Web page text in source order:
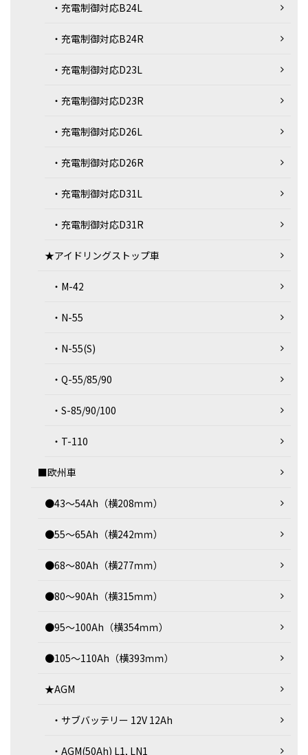
・充電制御対応B24L
・充電制御対応B24R
・充電制御対応D23L
・充電制御対応D23R
・充電制御対応D26L
・充電制御対応D26R
・充電制御対応D31L
・充電制御対応D31R
★アイドリングストップ車
・M-42
・N-55
・N-55(S)
・Q-55/85/90
・S-85/90/100
・T-110
■欧州車
●43～54Ah（横208ｍｍ）
●55～65Ah（横242ｍｍ）
●68～80Ah（横277ｍｍ）
●80～90Ah（横315ｍｍ）
●95～100Ah（横354ｍｍ）
●105～110Ah（横393ｍｍ）
★AGM
・サブバッテリー 12V 12Ah
・AGM(50Ah) L1, LN1